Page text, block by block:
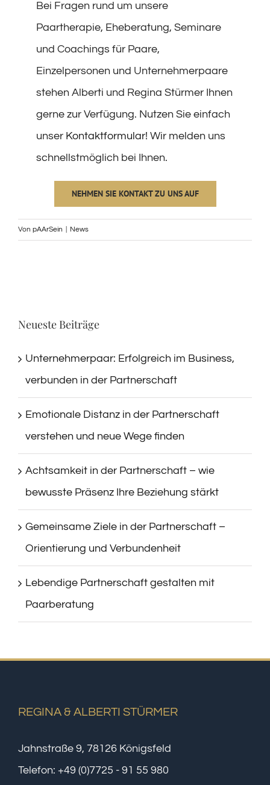
Bei Fragen rund um unsere
Paartherapie, Eheberatung, Seminare
und Coachings für Paare,
Einzelpersonen und Unternehmerpaare
stehen Alberti und Regina Stürmer Ihnen
gerne zur Verfügung. Nutzen Sie einfach
unser Kontaktformular! Wir melden uns
schnellstmöglich bei Ihnen.
NEHMEN SIE KONTAKT ZU UNS AUF
Von pAArSein News
Neueste Beiträge
Unternehmerpaar: Erfolgreich im Business,
verbunden in der Partnerschaft
Emotionale Distanz in der Partnerschaft
verstehen und neue Wege finden
Achtsamkeit in der Partnerschaft – wie
bewusste Präsenz Ihre Beziehung stärkt
Gemeinsame Ziele in der Partnerschaft –
Orientierung und Verbundenheit
Lebendige Partnerschaft gestalten mit
Paarberatung
REGINA & ALBERTI STÜRMER
Jahnstraße 9, 78126 Königsfeld
Telefon: +49 (0)7725 - 91 55 980